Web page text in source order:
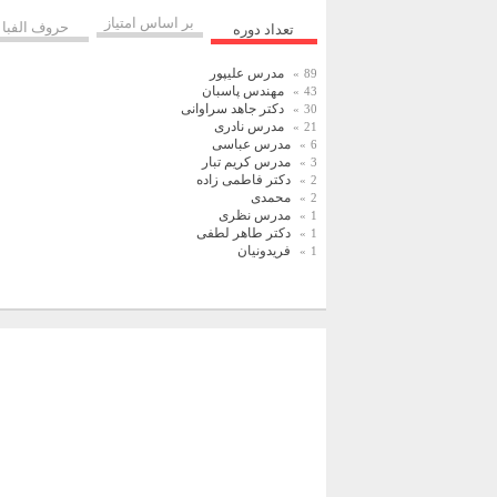
تعداد دوره بر اساس امتیاز حروف الفبا
89 مدرس علیپور
43 مهندس پاسبان
30 دکتر جاهد سراوانی
21 مدرس نادری
6 مدرس عباسی
3 مدرس کریم تبار
2 دکتر فاطمی زاده
2 محمدی
1 مدرس نظری
1 دکتر طاهر لطفی
1 فریدونیان